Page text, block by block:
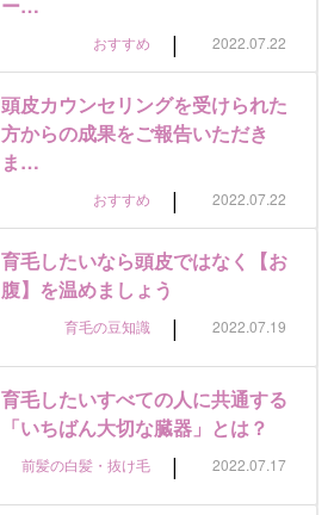
ー…
おすすめ | 2022.07.22
頭皮カウンセリングを受けられた
方からの成果をご報告いただき
ま…
おすすめ | 2022.07.22
育毛したいなら頭皮ではなく【お
腹】を温めましょう
育毛の豆知識 | 2022.07.19
育毛したいすべての人に共通する
「いちばん大切な臓器」とは？
前髪の白髪・抜け毛 | 2022.07.17